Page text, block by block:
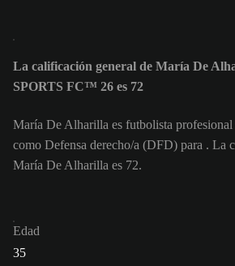
La calificación general de María De
SPORTS FC™ 26 es 72
María De Alharilla es futbolista profesional
como Defensa derecho/a (DFD) para . La
María De Alharilla es 72.
Edad
35